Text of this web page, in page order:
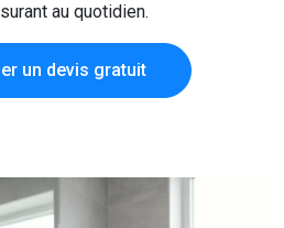
au quotidien.
un devis gratuit